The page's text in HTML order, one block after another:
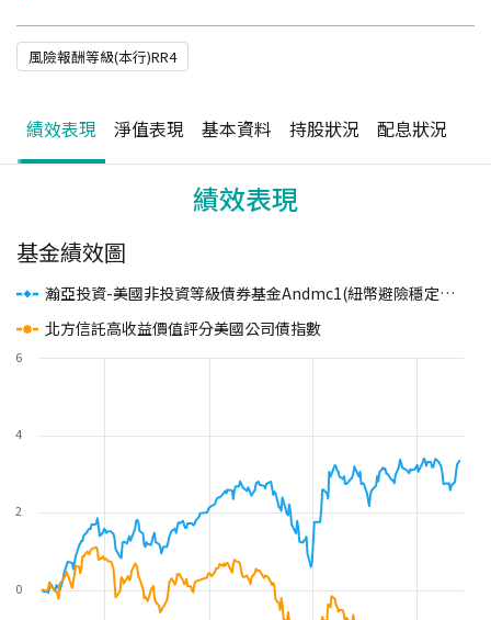
風險報酬等級(本行)RR4
績效表現 淨值表現 基本資料 持股狀況 配息狀況
績效表現
基金績效圖
瀚亞投資-美國非投資等級債券基金Andmc1(紐幣避險穩定月配)
北方信託高收益價值評分美國公司債指數
0
2
4
6